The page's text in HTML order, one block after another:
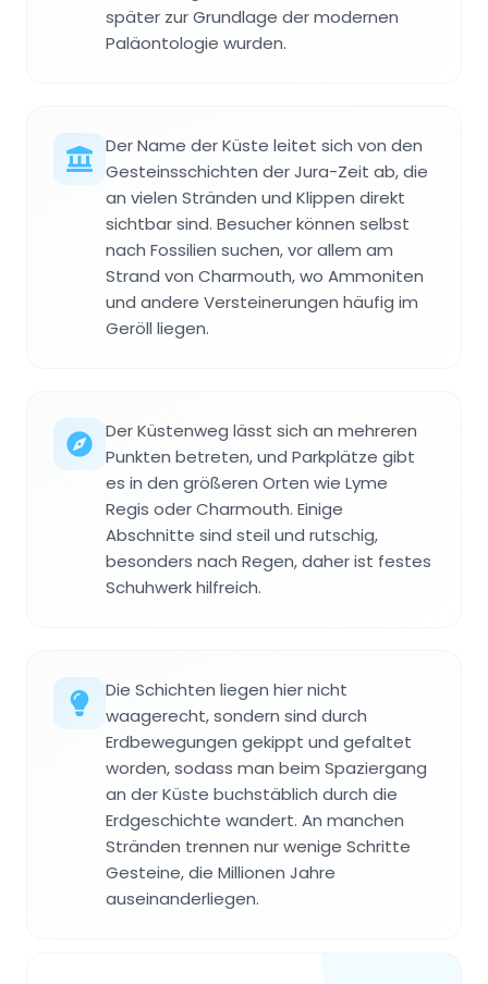
später zur Grundlage der modernen
Paläontologie wurden.
Der Name der Küste leitet sich von den
Gesteinsschichten der Jura-Zeit ab, die
an vielen Stränden und Klippen direkt
sichtbar sind. Besucher können selbst
nach Fossilien suchen, vor allem am
Strand von Charmouth, wo Ammoniten
und andere Versteinerungen häufig im
Geröll liegen.
Der Küstenweg lässt sich an mehreren
Punkten betreten, und Parkplätze gibt
es in den größeren Orten wie Lyme
Regis oder Charmouth. Einige
Abschnitte sind steil und rutschig,
besonders nach Regen, daher ist festes
Schuhwerk hilfreich.
Die Schichten liegen hier nicht
waagerecht, sondern sind durch
Erdbewegungen gekippt und gefaltet
worden, sodass man beim Spaziergang
an der Küste buchstäblich durch die
Erdgeschichte wandert. An manchen
Stränden trennen nur wenige Schritte
Gesteine, die Millionen Jahre
auseinanderliegen.